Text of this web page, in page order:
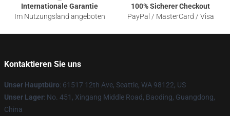
Internationale Garantie
Im Nutzungsland angeboten
100% Sicherer Checkout
PayPal / MasterCard / Visa
Kontaktieren Sie uns
Unser Hauptbüro: 61517 12th Ave, Seattle, WA 98122, US
Unser Lager: No. 451, Xingang Middle Road, Baoding, Guangdong,
China